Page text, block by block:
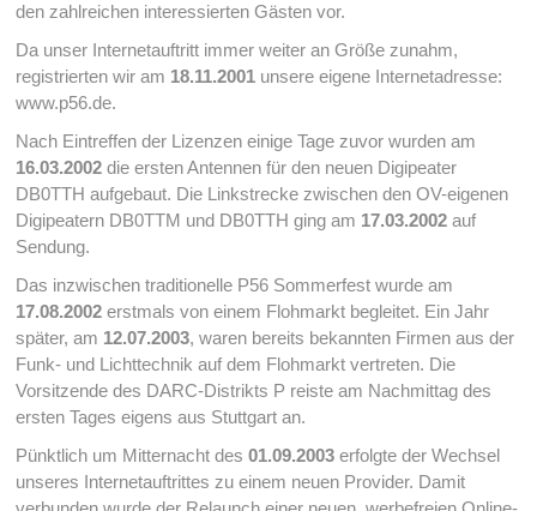
den zahlreichen interessierten Gästen vor.
Da unser Internetauftritt immer weiter an Größe zunahm,
registrierten wir am 18.11.2001 unsere eigene Internetadresse:
www.p56.de.
Nach Eintreffen der Lizenzen einige Tage zuvor wurden am
16.03.2002 die ersten Antennen für den neuen Digipeater
DB0TTH aufgebaut. Die Linkstrecke zwischen den OV-eigenen
Digipeatern DB0TTM und DB0TTH ging am 17.03.2002 auf
Sendung.
Das inzwischen traditionelle P56 Sommerfest wurde am
17.08.2002 erstmals von einem Flohmarkt begleitet. Ein Jahr
später, am 12.07.2003, waren bereits bekannten Firmen aus der
Funk- und Lichttechnik auf dem Flohmarkt vertreten. Die
Vorsitzende des DARC-Distrikts P reiste am Nachmittag des
ersten Tages eigens aus Stuttgart an.
Pünktlich um Mitternacht des01.09.2003 erfolgte der Wechsel
unseres Internetauftrittes zu einem neuen Provider. Damit